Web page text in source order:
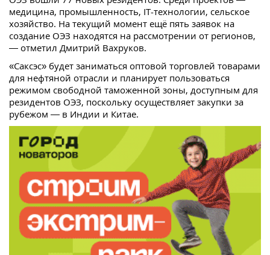
медицина, промышленность, IT-технологии, сельское
хозяйство. На текущий момент ещё пять заявок на
создание ОЭЗ находятся на рассмотрении от регионов,
— отметил Дмитрий Вахруков.
«Саксэс» будет заниматься оптовой торговлей товарами
для нефтяной отрасли и планирует пользоваться
режимом свободной таможенной зоны, доступным для
резидентов ОЭЗ, поскольку осуществляет закупки за
рубежом — в Индии и Китае.